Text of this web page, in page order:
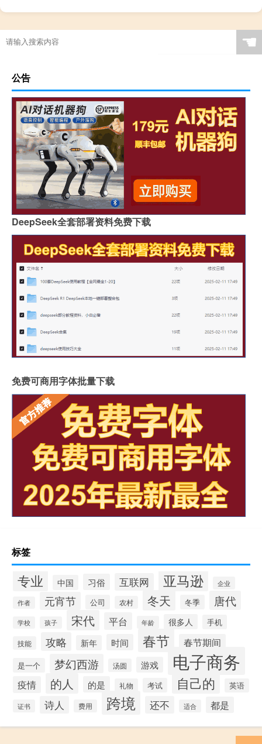
☚
公告
DeepSeek全套部署资料免费下载
免费可商用字体批量下载
标签
专业 中国 习俗 互联网 亚马逊 企业
作者 元宵节 公司 农村 冬天 冬季 唐代
学校 孩子 宋代 平台 年龄 很多人 手机
技能 攻略 新年 时间 春节 春节期间
是一个 梦幻西游 汤圆 游戏 电子商务
疫情 的人 的是 礼物 考试 自己的 英语
证书 诗人 费用 跨境 还不 适合 都是